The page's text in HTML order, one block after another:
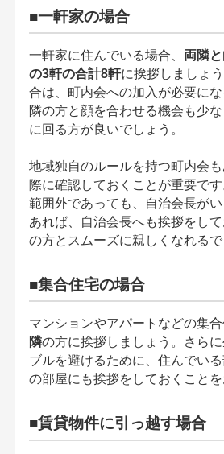
■一軒家の場合
一軒家に住んでいる場合、 両隣
の3軒の合計8軒に挨拶しましょ
合は、町内会への加入が必要に
隣の方と顔を合わせる機会も少
に回る方が良いでしょう。
地域独自のルールを持つ町内会
際に確認しておくことが重要で
範囲外であっても、自治会長が
あれば、自治会長へも挨拶をし
の方とスムーズに親しくなれるで
■集合住宅の場合
マンションやアパートなどの集合
隣の方に挨拶しましょう。さら
ブルを避けるために、住んでい
の部屋にも挨拶をしておくことを
■賃貸物件に引っ越す場合